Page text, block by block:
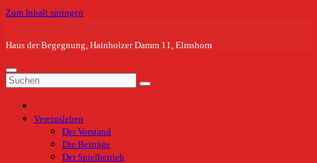
Zum Inhalt springen
Haus der Begegnung, Hainholzer Damm 11, Elmshorn
Vereinsleben
Der Vorstand
Die Beiträge
Der Spielbetrieb